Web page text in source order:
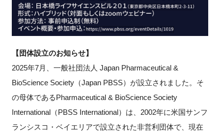
インタビュー・コラム
ニュース・掲示板
LINK-Jを知る
特別会員
施設・アクセス
【団体設立のお知らせ】
2025年7月、一般社団法人 Japan Pharmaceutical &
BioScience Society（Japan PBSS）が設立されました。そ
の母体であるPharmaceutical & BioScience Society
International（PBSS International）は、2002年に米国サンフ
ランシスコ・ベイエリアで設立された非営利団体で、現在